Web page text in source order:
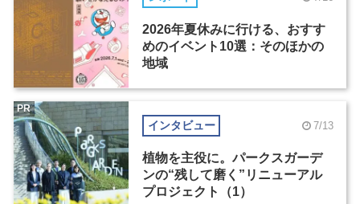
2026年夏休みに行ける、おすす
めのイベント10選：そのほかの
地域
インタビュー 7/13
植物を主役に。パークスガーデ
ンの“残して磨く”リニューアル
プロジェクト（1）
PR